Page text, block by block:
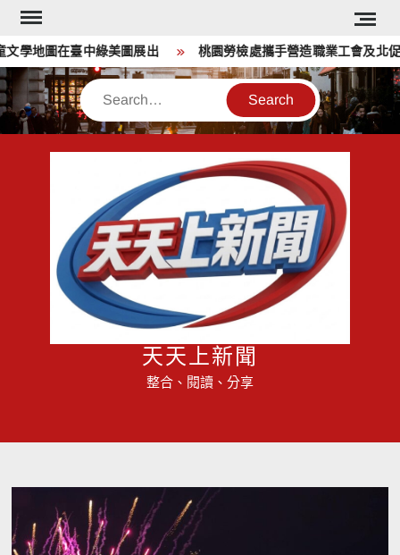
Skip
content
地圖在臺中綠美圖展出 桃園勞檢處攜手營造職業工會及北促
Search
天天上新聞
整合、閱讀、分享